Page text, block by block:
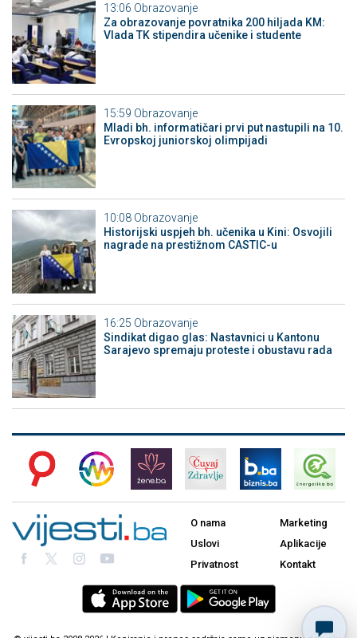
13:06 Obrazovanje
Za obrazovanje povratnika 200 hiljada KM:
Vlada TK stipendira učenike i studente
15:59 Obrazovanje
Mladi bh. informatičari prvi put nastupili na 10.
Evropskoj juniorskoj olimpijadi
10:08 Obrazovanje
Historijski uspjeh bh. učenika u Kini: Osvojili
nagrade na prestižnom CASTIC-u
16:25 Obrazovanje
Sindikat digao glas: Nastavnici u Kantonu
Sarajevo spremaju proteste i obustavu rada
O nama
Uslovi
Privatnost
Marketing
Aplikacije
Kontakt